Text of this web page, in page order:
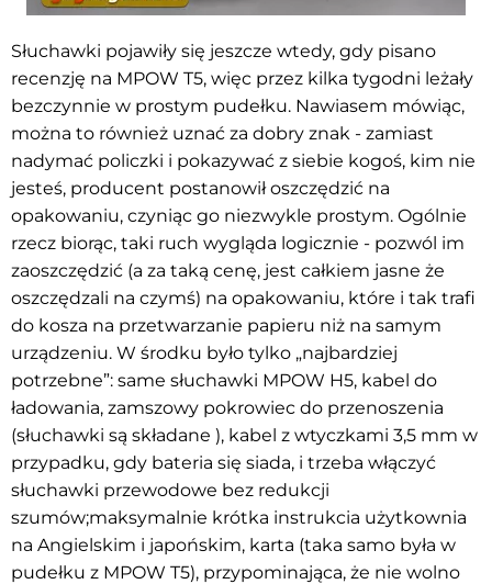
Słuchawki pojawiły się jeszcze wtedy, gdy pisano
recenzję na MPOW T5, więc przez kilka tygodni leżały
bezczynnie w prostym pudełku. Nawiasem mówiąc,
można to również uznać za dobry znak - zamiast
nadymać policzki i pokazywać z siebie kogoś, kim nie
jesteś, producent postanowił oszczędzić na
opakowaniu, czyniąc go niezwykle prostym. Ogólnie
rzecz biorąc, taki ruch wygląda logicznie - pozwól im
zaoszczędzić (a za taką cenę, jest całkiem jasne że
oszczędzali na czymś) na opakowaniu, które i tak trafi
do kosza na przetwarzanie papieru niż na samym
urządzeniu. W środku było tylko „najbardziej
potrzebne”: same słuchawki MPOW H5, kabel do
ładowania, zamszowy pokrowiec do przenoszenia
(słuchawki są składane ), kabel z wtyczkami 3,5 mm w
przypadku, gdy bateria się siada, i trzeba włączyć
słuchawki przewodowe bez redukcji
szumów;maksymalnie krótka instrukcia użytkownia
na Angielskim i japońskim, karta (taka samo była w
pudełku z MPOW T5), przypominająca, że nie wolno